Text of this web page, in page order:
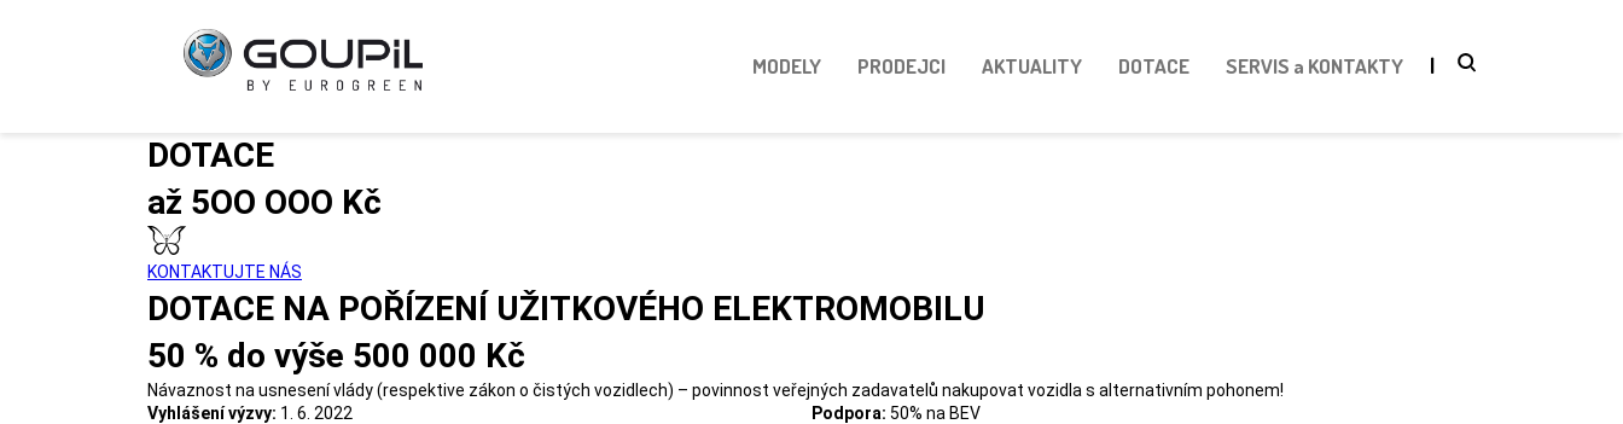
MODELY PRODEJCI AKTUALITY DOTACE SERVIS a KONTAKTY
DOTACE
až 5OO OOO Kč
KONTAKTUJTE NÁS
DOTACE NA POŘÍZENÍ UŽITKOVÉHO ELEKTROMOBILU
50 % do výše 500 000 Kč
Návaznost na usnesení vlády (respektive zákon o čistých vozidlech) – povinnost veřejných zadavatelů nakupovat vozidla s alternativním pohonem!
Vyhlášení výzvy: 1. 6. 2022
Podpora: 50% na BEV